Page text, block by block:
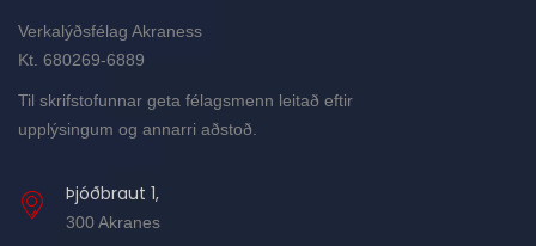
Verkalýðsfélag Akraness
Kt. 680269-6889
Til skrifstofunnar geta félagsmenn leitað eftir
upplýsingum og annarri aðstoð.
Þjóðbraut 1,
300 Akranes